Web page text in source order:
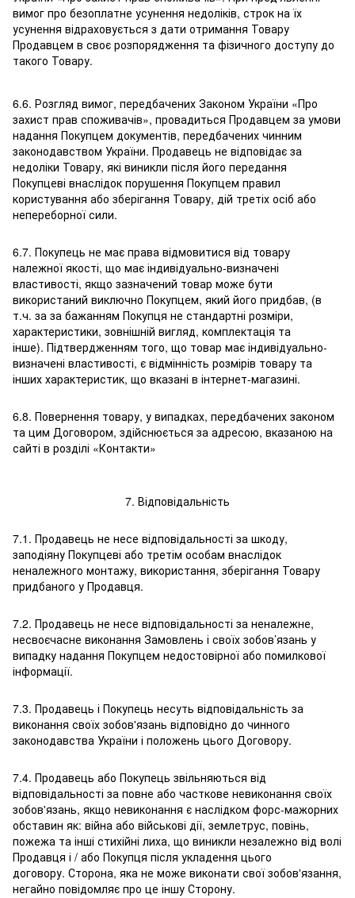
вимог про безоплатне усунення недоліків, строк на їх
усунення відраховується з дати отримання Товару
Продавцем в своє розпорядження та фізичного доступу до
такого Товару.
6.6. Розгляд вимог, передбачених Законом України «Про
захист прав споживачів», провадиться Продавцем за умови
надання Покупцем документів, передбачених чинним
законодавством України. Продавець не відповідає за
недоліки Товару, які виникли після його передання
Покупцеві внаслідок порушення Покупцем правил
користування або зберігання Товару, дій третіх осіб або
непереборної сили.
6.7. Покупець не має права відмовитися від товару
належної якості, що має індивідуально-визначені
властивості, якщо зазначений товар може бути
використаний виключно Покупцем, який його придбав, (в
т.ч. за за бажанням Покупця не стандартні розміри,
характеристики, зовнішній вигляд, комплектація та
інше). Підтвердженням того, що товар має індивідуально-
визначені властивості, є відмінність розмірів товару та
інших характеристик, що вказані в інтернет-магазині.
6.8. Повернення товару, у випадках, передбачених законом
та цим Договором, здійснюється за адресою, вказаною на
сайті в розділі «Контакти»
7. Відповідальність
7.1. Продавець не несе відповідальності за шкоду,
заподіяну Покупцеві або третім особам внаслідок
неналежного монтажу, використання, зберігання Товару
придбаного у Продавця.
7.2. Продавець не несе відповідальності за неналежне,
несвоєчасне виконання Замовлень і своїх зобов’язань у
випадку надання Покупцем недостовірної або помилкової
інформації.
7.3. Продавець і Покупець несуть відповідальність за
виконання своїх зобов'язань відповідно до чинного
законодавства України і положень цього Договору.
7.4. Продавець або Покупець звільняються від
відповідальності за повне або часткове невиконання своїх
зобов'язань, якщо невиконання є наслідком форс-мажорних
обставин як: війна або військові дії, землетрус, повінь,
пожежа та інші стихійні лиха, що виникли незалежно від волі
Продавця і / або Покупця після укладення цього
договору. Сторона, яка не може виконати свої зобов'язання,
негайно повідомляє про це іншу Сторону.